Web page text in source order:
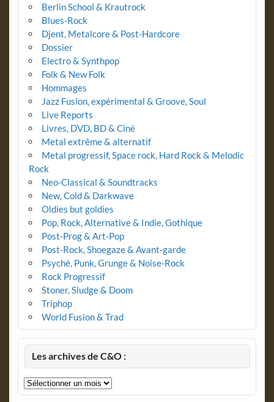
Berlin School & Krautrock
Blues-Rock
Djent, Metalcore & Post-Hardcore
Dossier
Electro & Synthpop
Folk & New Folk
Hommages
Jazz Fusion, expérimental & Groove, Soul
Live Reports
Livres, DVD, BD & Ciné
Metal extrême & alternatif
Metal progressif, Space rock, Hard Rock & Melodic
Rock
Neo-Classical & Soundtracks
New, Cold & Darkwave
Oldies but goldies
Pop, Rock, Alternative & Indie, Gothique
Post-Prog & Art-Pop
Post-Rock, Shoegaze & Avant-garde
Psyché, Punk, Grunge & Noise-Rock
Rock Progressif
Stoner, Sludge & Doom
Triphop
World Fusion & Trad
Les archives de C&O :
Les
archives